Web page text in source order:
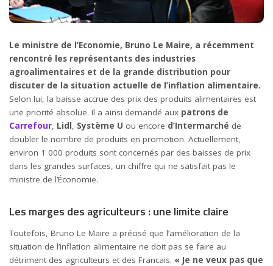
Le ministre de l’Economie, Bruno Le Maire, a récemment
rencontré les représentants des industries
agroalimentaires et de la grande distribution pour
discuter de la situation actuelle de l’inflation alimentaire.
Selon lui, la baisse accrue des prix des produits alimentaires est
une priorité absolue. Il a ainsi demandé aux patrons de
Carrefour, Lidl, Système U ou encore d’Intermarché de
doubler le nombre de produits en promotion. Actuellement,
environ 1 000 produits sont concernés par des baisses de prix
dans les grandes surfaces, un chiffre qui ne satisfait pas le
ministre de l’Économie.
Les marges des agriculteurs : une limite claire
Toutefois, Bruno Le Maire a précisé que l’amélioration de la
situation de l’inflation alimentaire ne doit pas se faire au
détriment des agriculteurs et des Francais. « Je ne veux pas que